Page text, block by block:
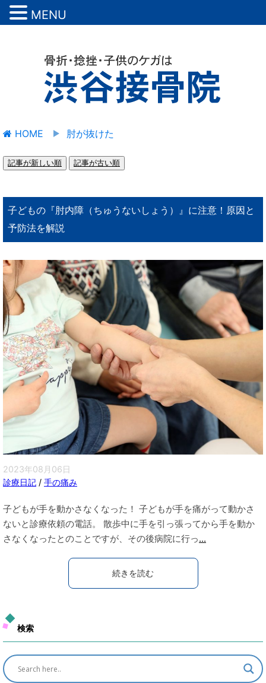
HOME 肘が抜けた
記事が新しい順 記事が古い順
子どもの『肘内障（ちゅうないしょう）』に注意！原因と
予防法を解説
2023年08月06日
診療日記 / 手の痛み
子どもが手を動かさなくなった！ 子どもが手を痛がって動かさ
ないと診療依頼の電話。 散歩中に手を引っ張ってから手を動か
さなくなったとのことですが、その後病院に行っ...
続きを読む
検索
MENU